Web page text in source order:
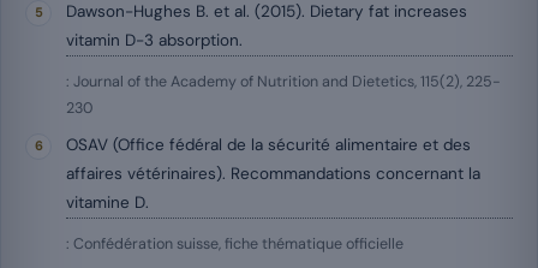
Dawson-Hughes B. et al. (2015). Dietary fat increases
vitamin D-3 absorption.
: Journal of the Academy of Nutrition and Dietetics, 115(2), 225-
230
OSAV (Office fédéral de la sécurité alimentaire et des
affaires vétérinaires). Recommandations concernant la
vitamine D.
: Confédération suisse, fiche thématique officielle